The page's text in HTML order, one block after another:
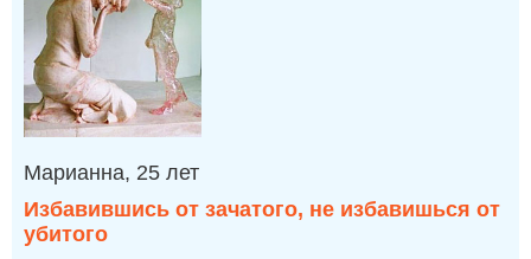
Марианна, 25 лет
Избавившись от зачатого, не избавишься от
убитого